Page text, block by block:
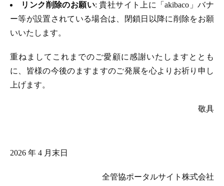
リンク削除のお願い: 貴社サイト上に「akibaco」バナ
ー等が設置されている場合は、閉鎖日以降に削除をお願
いいたします。
重ねましてこれまでのご愛顧に感謝いたしますととも
に、皆様の今後のますますのご発展を心よりお祈り申し
上げます。
敬具
2026 年 4 月末日
全管協ポータルサイト株式会社